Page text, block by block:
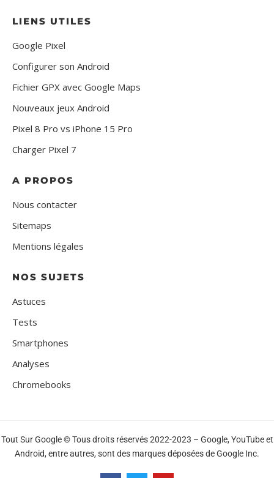
LIENS UTILES
Google Pixel
Configurer son Android
Fichier GPX avec Google Maps
Nouveaux jeux Android
Pixel 8 Pro vs iPhone 15 Pro
Charger Pixel 7
A PROPOS
Nous contacter
Sitemaps
Mentions légales
NOS SUJETS
Astuces
Tests
Smartphones
Analyses
Chromebooks
Tout Sur Google © Tous droits réservés 2022-2023 – Google, YouTube et
Android, entre autres, sont des marques déposées de Google Inc.